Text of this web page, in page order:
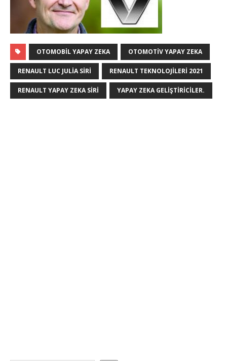
OTOMOBIL YAPAY ZEKA OTOMOTIV YAPAY ZEKA
RENAULT LUC JULIA SIRI RENAULT TEKNOLOJILERI 2021
RENAULT YAPAY ZEKA SIRI YAPAY ZEKA GELIŞTIRICILER.